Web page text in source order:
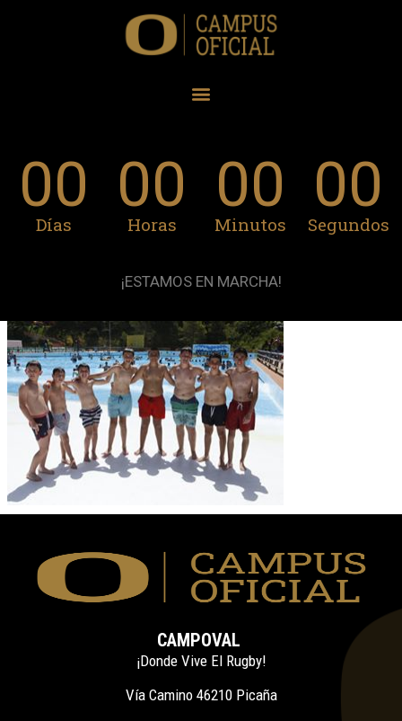
00
Días
00
Horas
00
Minutos
00
Segundos
¡ESTAMOS EN MARCHA!
CAMPOVAL
¡Donde Vive El Rugby!
Vía Camino 46210 Picaña